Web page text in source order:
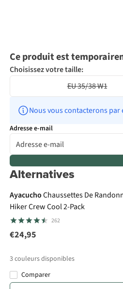
Ce produit est
Choisissez votre taille:
EU 35/38 W1
Nous vous contacterons
Adresse e-mail
Alternatives
Avis d'experts
AyacuchoChaussettes De
Hiker Crew Cool 2-Pack
262
€24,95
3couleurs disponibles
Comparer